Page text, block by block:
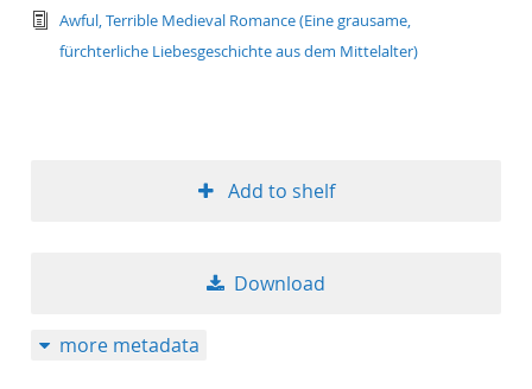
text/tg.edition+tg.aggregation+xml
Awful, Terrible Medieval Romance (Eine grausame,
fürchterliche Liebesgeschichte aus dem Mittelalter)
Add to shelf
Download
more metadata